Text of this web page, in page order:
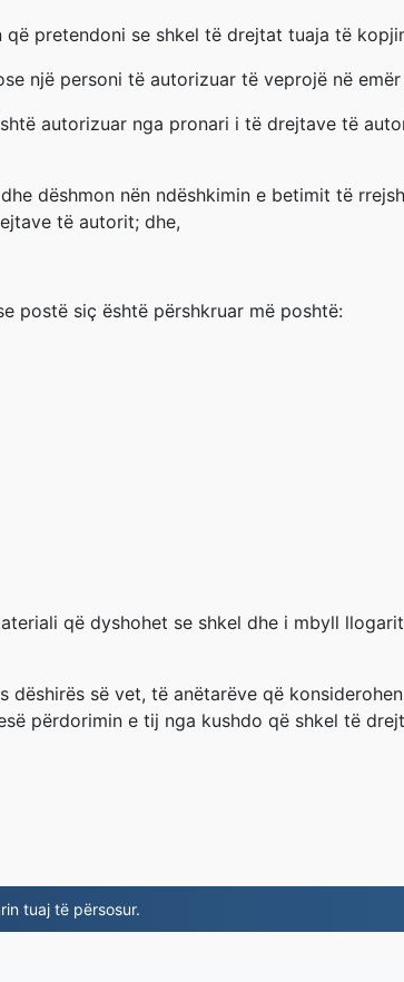
pretendoni se shkel të drejtat tuaja të
një personi të autorizuar të veprojë në
autorizuar nga pronari i të drejtave të
dëshmon nën ndëshkimin e betimit të
të autorit; dhe,
postë siç është përshkruar më poshtë:
që dyshohet se shkel dhe i mbyll
së vet, të anëtarëve që
përdorimin e tij nga kushdo që shkel të
tuaj të përsosur.